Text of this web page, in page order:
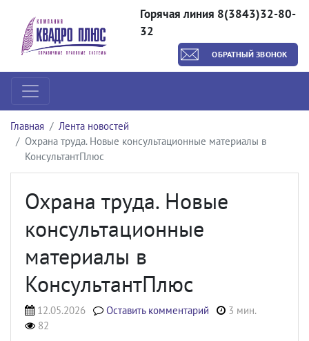
Горячая линия 8(3843)32-80-
32
ОБРАТНЫЙ ЗВОНОК
Главная
Лента новостей
Охрана труда. Новые консультационные материалы в
КонсультантПлюс
Охрана труда. Новые
консультационные
материалы в
КонсультантПлюс
12.05.2026 Оставить комментарий
3 мин.
82